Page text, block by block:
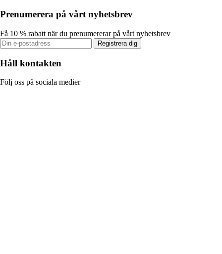
Prenumerera på vårt nyhetsbrev
Få 10 % rabatt när du prenumererar på vårt nyhetsbrev
Registrera dig
Håll kontakten
Följ oss på sociala medier